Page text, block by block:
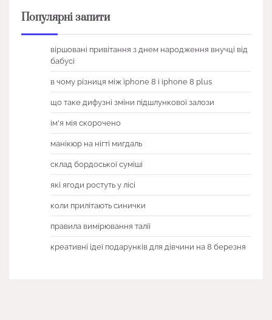
Популярні запити
віршовані привітання з днем народження внучці від
бабусі
в чому різниця між iphone 8 і iphone 8 plus
що таке дифузні зміни підшлункової залози
ім'я мія скорочено
манікюр на нігті мигдаль
склад бордоської суміші
які ягоди ростуть у лісі
коли прилітають синички
правила вимірювання талії
креативні ідеї подарунків для дівчини на 8 березня